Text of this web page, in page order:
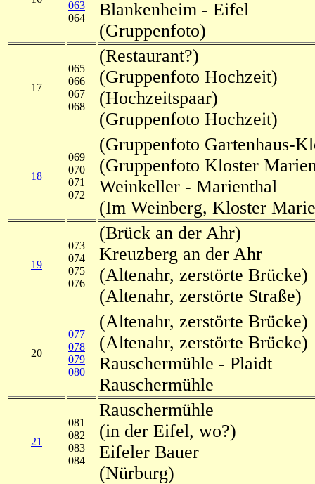
063
064
Blankenheim - Eifel
(Gruppenfoto)
17
065
066
067
068
(Restaurant?)
(Gruppenfoto Hochzeit)
(Hochzeitspaar)
(Gruppenfoto Hochzeit)
18
069
070
071
072
(Gruppenfoto Gartenhaus-
(Gruppenfoto Kloster
Weinkeller - Marienthal
(Im Weinberg, Kloster
19
073
074
075
076
(Brück an der Ahr)
Kreuzberg an der Ahr
(Altenahr, zerstörte Brücke)
(Altenahr, zerstörte Straße)
20
077
078
079
080
(Altenahr, zerstörte Brücke)
(Altenahr, zerstörte Brücke)
Rauschermühle - Plaidt
Rauschermühle
21
081
082
083
084
Rauschermühle
(in der Eifel, wo?)
Eifeler Bauer
(Nürburg)